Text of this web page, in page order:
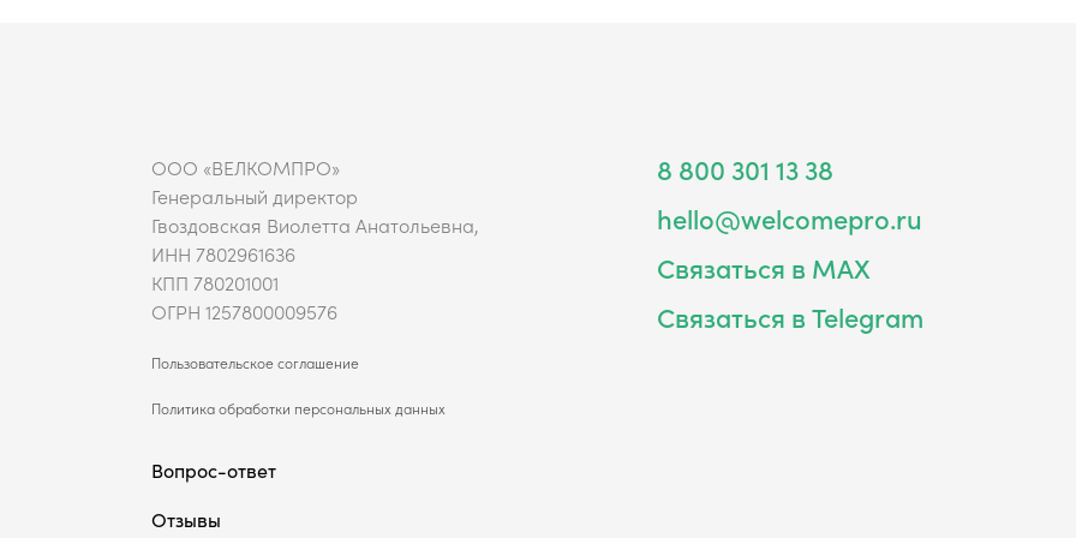
ООО «ВЕЛКОМПРО»
Генеральный директор
Гвоздовская Виолетта Анатольевна,
ИНН 7802961636
КПП 780201001
ОГРН 1257800009576
Пользовательское соглашение
Политика обработки персональных данных
Вопрос-ответ
Отзывы
8 800 301 13 38
hello@welcomepro.ru
Связаться в MAX
Связаться в Telegram